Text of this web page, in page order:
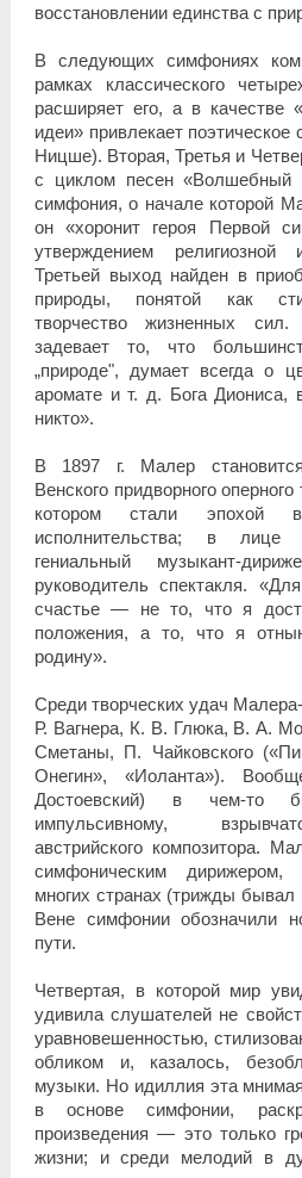
восстановлении единства с
В следующих симфониях
рамках классического
расширяет его, а в качестве
идеи» привлекает
Ницше). Вторая, Третья и
с циклом песен «Волшебный
симфония, о начале которой
он «хоронит героя Первой
утверждением
Третьей выход найден в
природы, понятой как
творчество жизненных
задевает то, что
„природе", думает всегда о
аромате и т. д. Бога Диониса,
никто».
В 1897 г. Малер
Венского придворного
котором стали эпохой
исполнительства; в лице
гениальный музыкант-
руководитель спектакля.
счастье — не то, что я
положения, а то, что я
родину».
Среди творческих удач
Р. Вагнера, К. В. Глюка, В. А.
Сметаны, П. Чайковского
Онегин», «Иоланта»).
Достоевский) в чем-то
импульсивному,
австрийского композитора.
симфоническим дирижером,
многих странах (трижды
Вене симфонии обозначили
пути.
Четвертая, в которой мир
удивила слушателей не
уравновешенностью,
обликом и, казалось,
музыки. Но идиллия эта
в основе симфонии,
произведения — это только
жизни; и среди мелодий в